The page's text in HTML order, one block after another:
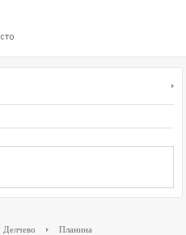
Делчево Планина